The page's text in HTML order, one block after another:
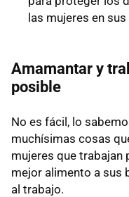
las mujeres en
Amamantar y
posible
No es fácil, lo
muchísimas cosas
mujeres que trabajan
mejor alimento a sus
al trabajo.